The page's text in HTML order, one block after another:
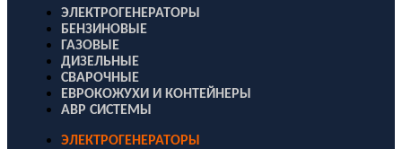
ЭЛЕКТРОГЕНЕРАТОРЫ
БЕНЗИНОВЫЕ
ГАЗОВЫЕ
ДИЗЕЛЬНЫЕ
СВАРОЧНЫЕ
ЕВРОКОЖУХИ И КОНТЕЙНЕРЫ
АВР СИСТЕМЫ
ЭЛЕКТРОГЕНЕРАТОРЫ